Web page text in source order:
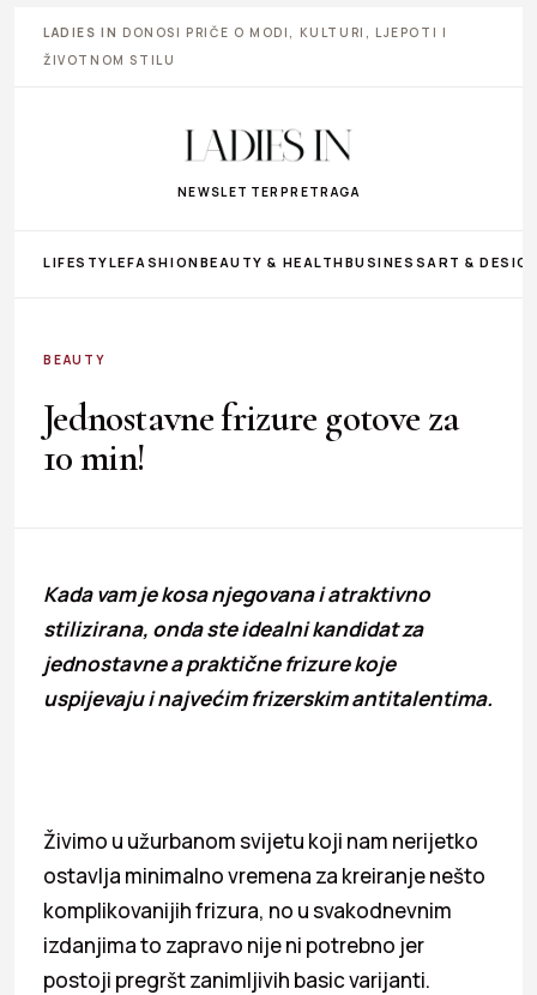
LADIES IN DONOSI PRIČE O MODI, KULTURI, LJEPOTI I
ŽIVOTNOM STILU
NEWSLETTER PRETRAGA
LIFESTYLEFASHIONBEAUTY & HEALTHBUSINESS ART &
BEAUTY
Jednostavne frizure gotove za
10 min!
Kada vam je kosa njegovana i atraktivno
stilizirana, onda ste idealni kandidat za
jednostavne a praktične frizure koje
uspijevaju i najvećim frizerskim antitalentima.
Živimo u užurbanom svijetu koji nam nerijetko
ostavlja minimalno vremena za kreiranje nešto
komplikovanijih frizura, no u svakodnevnim
izdanjima to zapravo nije ni potrebno jer
postoji pregršt zanimljivih basic varijanti.